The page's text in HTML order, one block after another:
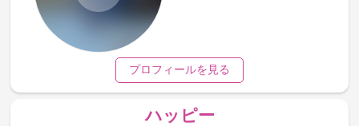
プロフィールを見る
ハッピー